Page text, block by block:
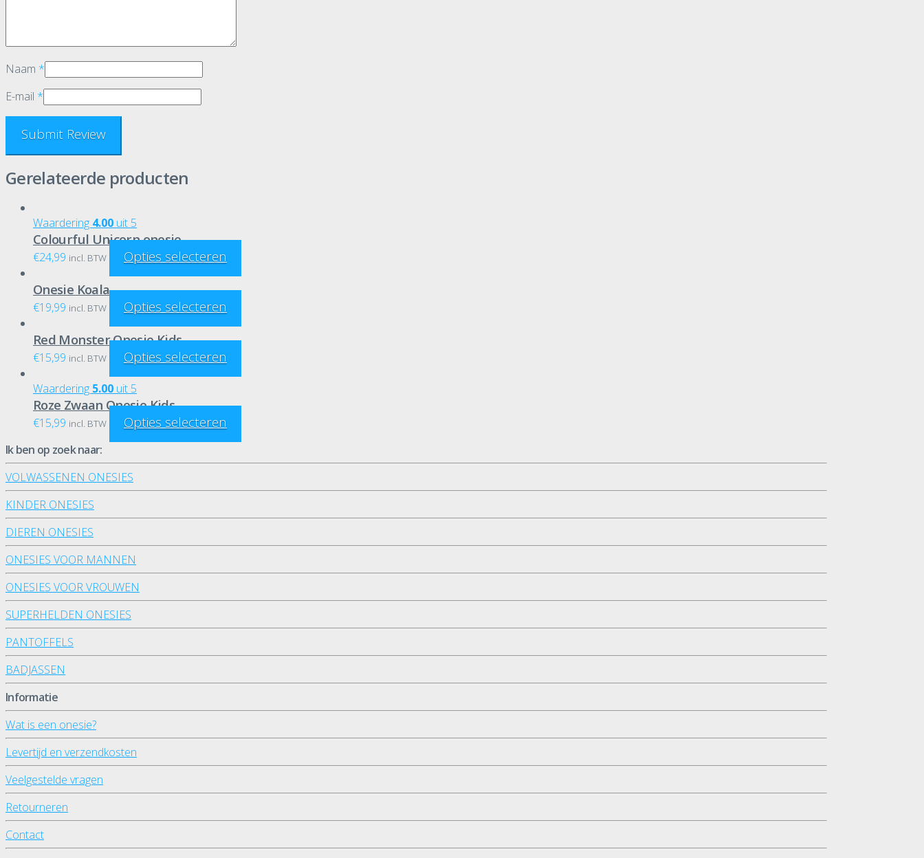
Naam *
E-mail *
Gerelateerde producten
Waardering 4.00 uit 5
Colourful Unicorn onesie
€24,99 incl. BTW Opties selecteren
Onesie Koala
€19,99 incl. BTW Opties selecteren
Red Monster Onesie Kids
€15,99 incl. BTW Opties selecteren
Waardering 5.00 uit 5
Roze Zwaan Onesie Kids
€15,99 incl. BTW Opties selecteren
Ik ben op zoek naar:
VOLWASSENEN ONESIES
KINDER ONESIES
DIEREN ONESIES
ONESIES VOOR MANNEN
ONESIES VOOR VROUWEN
SUPERHELDEN ONESIES
PANTOFFELS
BADJASSEN
Informatie
Wat is een onesie?
Levertijd en verzendkosten
Veelgestelde vragen
Retourneren
Contact